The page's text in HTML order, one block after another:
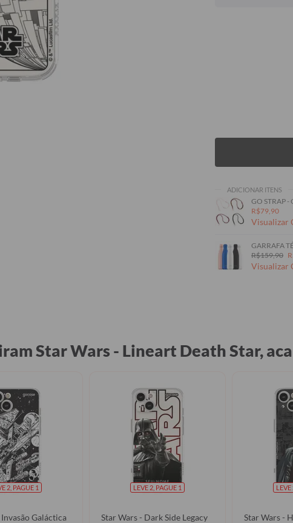
ADICIONAR ITENS
GO STRAP -
R$79,90
Visualizar
GARRAFA
R$159,90
Visualizar
Star Wars - Lineart Death Star,
2, PAGUE 1
Galáctica
LEVE 2, PAGUE 1
Star Wars - Dark Side Legacy
LEVE
Star Wars -